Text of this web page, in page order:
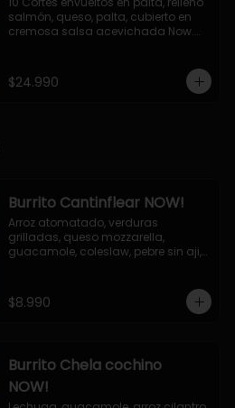
salmón, queso, palta, cubierto en
cremosa salsa acevichada Now.
palta, cubierto con topping de
chimichurri de la casa flambeado.
$24.990
Burrito Cantinflear NOW!
Arroz atomatado, verduras
grilladas, queso mozzarella,
guacamole, coleslaw, pebre sin aji,
$8.990
Burrito Chela cochino
NOW!